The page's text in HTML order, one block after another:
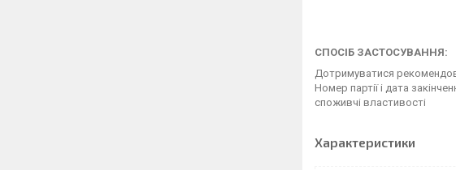
СПОСІБ ЗАСТОСУВАННЯ:
Дотримуватися
Номер партії і дата
споживчі властивості
Характеристики